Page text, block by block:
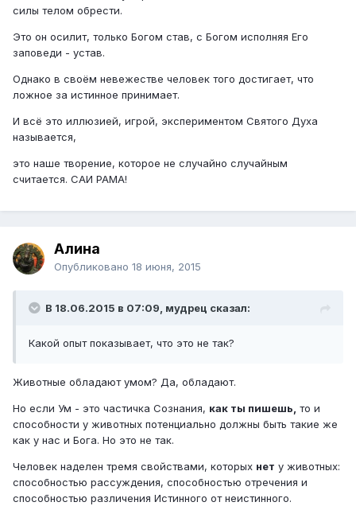
силы телом обрести.
Это он осилит, только Богом став, с Богом исполняя Его
заповеди - устав.
Однако в своём невежестве человек того достигает, что
ложное за истинное принимает.
И всё это иллюзией, игрой, экспериментом Святого Духа
называется,
это наше творение, которое не случайно случайным
считается. САИ РАМА!
Алина
Опубликовано 18 июня, 2015
В 18.06.2015 в 07:09, мудрец сказал:
Какой опыт показывает, что это не так?
Животные обладают умом? Да, обладают.
Но если Ум - это частичка Сознания, как ты пишешь, то и
способности у животных потенциально должны быть такие же
как у нас и Бога. Но это не так.
Человек наделен тремя свойствами, которых нет у животных:
способностью рассуждения, способностью отречения и
способностью различения Истинного от неистинного.